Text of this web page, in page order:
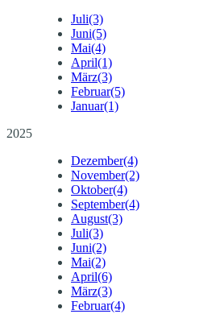
Juli(3)
Juni(5)
Mai(4)
April(1)
März(3)
Februar(5)
Januar(1)
2025
Dezember(4)
November(2)
Oktober(4)
September(4)
August(3)
Juli(3)
Juni(2)
Mai(2)
April(6)
März(3)
Februar(4)